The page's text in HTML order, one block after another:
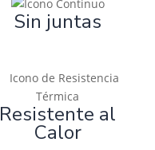
Sin juntas
Resistente al
Calor